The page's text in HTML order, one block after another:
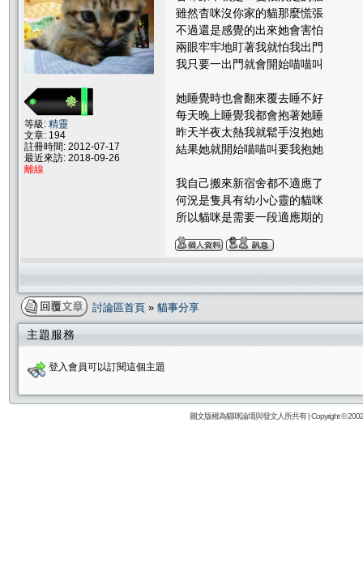
等級: 精靈
文章: 194
註冊時間: 2012-07-17
最近來訪: 2018-09-26
離線
雖然杳咪沒你家的貓那麼慌張
不過還是感覺的出來她會害怕
兩眼牢牢地盯著我就怕我出門
我只要一出門就會開始喵喵叫
她睡覺時也會翻來覆去睡不好
每天晚上睡覺我都會抱著她睡
昨天半夜太熱我就鬆手沒抱她
結果她就開始喵喵叫要我抱她
我自己搬來新宿舍都不適應了
何況是隻具有幼小心靈的貓咪
所以貓咪是需要一段適應期的
討論區首頁 » 貓事分享
主題服務
登入會員可以訂閱這個主題
圖文版權為貓咪論壇與發文人所共有 | Copyright ©